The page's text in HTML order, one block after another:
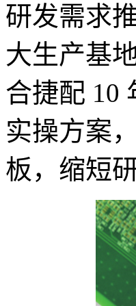
研发需求
大生产基
合捷配 10
实操方案
板，缩短